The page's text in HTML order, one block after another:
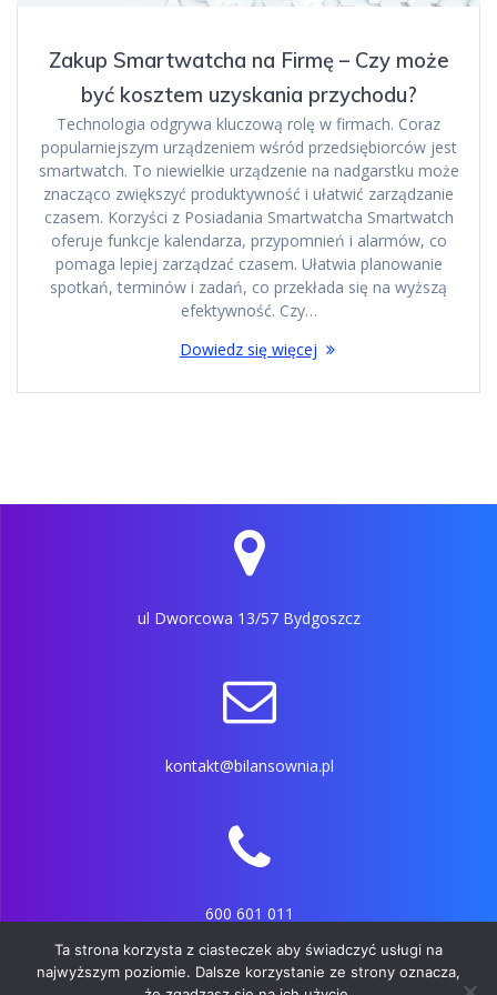
Zakup Smartwatcha na Firmę – Czy może
być kosztem uzyskania przychodu?
Technologia odgrywa kluczową rolę w firmach. Coraz
popularniejszym urządzeniem wśród przedsiębiorców jest
smartwatch. To niewielkie urządzenie na nadgarstku może
znacząco zwiększyć produktywność i ułatwić zarządzanie
czasem. Korzyści z Posiadania Smartwatcha Smartwatch
oferuje funkcje kalendarza, przypomnień i alarmów, co
pomaga lepiej zarządzać czasem. Ułatwia planowanie
spotkań, terminów i zadań, co przekłada się na wyższą
efektywność. Czy…
Dowiedz się więcej
ul Dworcowa 13/57 Bydgoszcz
kontakt@bilansownia.pl
600 601 011
Ta strona korzysta z ciasteczek aby świadczyć usługi na
najwyższym poziomie. Dalsze korzystanie ze strony oznacza,